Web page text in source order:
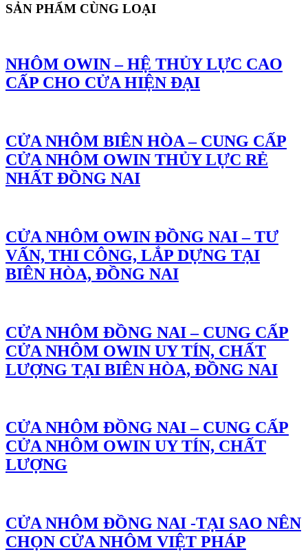
SẢN PHẨM CÙNG LOẠI
NHÔM OWIN – HỆ THỦY LỰC CAO
CẤP CHO CỬA HIỆN ĐẠI
CỬA NHÔM BIÊN HÒA – CUNG CẤP
CỬA NHÔM OWIN THỦY LỰC RẺ
NHẤT ĐỒNG NAI
CỬA NHÔM OWIN ĐỒNG NAI – TƯ
VẤN, THI CÔNG, LẮP DỰNG TẠI
BIÊN HÒA, ĐỒNG NAI
CỬA NHÔM ĐỒNG NAI – CUNG CẤP
CỬA NHÔM OWIN UY TÍN, CHẤT
LƯỢNG TẠI BIÊN HÒA, ĐỒNG NAI
CỬA NHÔM ĐỒNG NAI – CUNG CẤP
CỬA NHÔM OWIN UY TÍN, CHẤT
LƯỢNG
CỬA NHÔM ĐỒNG NAI -TẠI SAO NÊN
CHỌN CỬA NHÔM VIỆT PHÁP